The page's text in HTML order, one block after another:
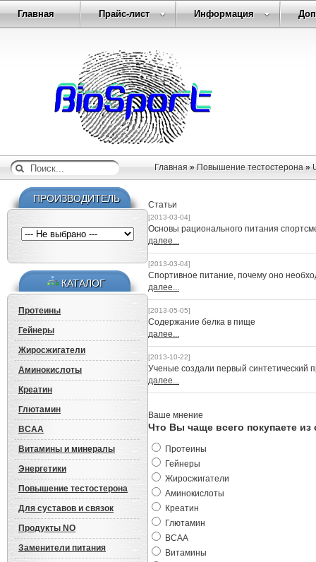
Главная Прайс-лист Информация
Главная » Повышение тестостерона »
ПРОИЗВОДИТЕЛЬ
КАТАЛОГ
Протеины
Гейнеры
Жиросжигатели
Аминокислоты
Креатин
Глютамин
BCAA
Витамины и минералы
Энергетики
Повышение тестостерона
Для суставов и связок
Продукты NO
Заменители питания
Статьи
[2013-03-04]
Основы рационального питания
далее...
[2013-03-04]
Спортивное питание, почему оно
далее...
[2013-05-05]
Cодержание белка в пище
далее...
[2013-10-22]
Ученые создали первый синтетический
далее...
Ваше мнение
Что Вы чаще всего покупаете из
Протеины
Гейнеры
Жиросжигатели
Аминокислоты
Креатин
Глютамин
BCAA
Витамины